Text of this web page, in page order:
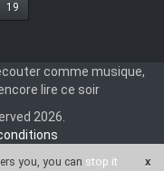
19
comme musique,
lire ce soir
2026.
you, you can stop it x